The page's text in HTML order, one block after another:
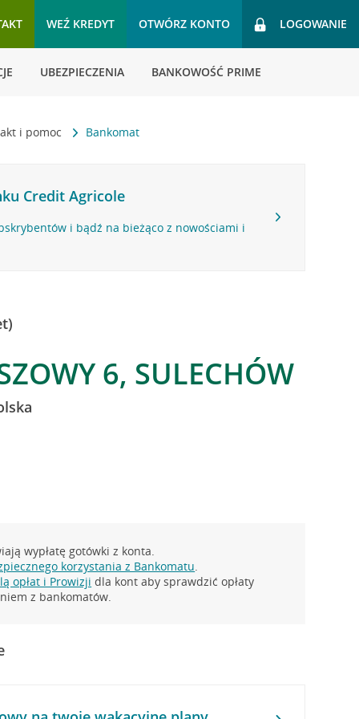
WEŹ KREDYT OTWÓRZ KONTO LOGOWANIE
UBEZPIECZENIA BANKOWOŚĆ PRIME
i pomoc Bankomat
Credit Agricole
i bądź na bieżąco z nowościami i
6, SULECHÓW
wypłatę gotówki z konta.
korzystania z Bankomatu.
opłat i Prowizji dla kont aby sprawdzić opłaty
z bankomatów.